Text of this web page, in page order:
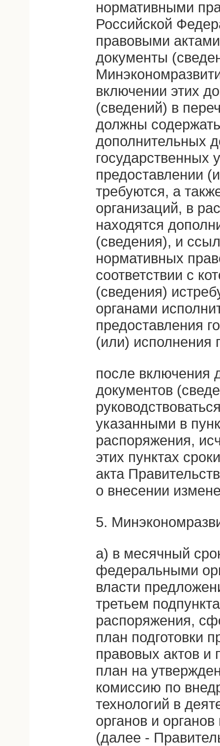
нормативными
Российской
правовыми
документы
включении этих
(сведений) в
должны
дополнительных
государственных
предоставлении
требуются, а
организаций, в
находятся
(сведения), и
нормативных
соответствии с
(сведения)
органами
предоставления
(или) исполнения
после включения
документов
указанными в
распоряжения,
этих пунктах
акта
о внесении
5.
а) в месячный
федеральными
власти
третьем
распоряжения,
план подготовки
правовых актов и
план на
комиссию по
технологий в
органов и
(далее -